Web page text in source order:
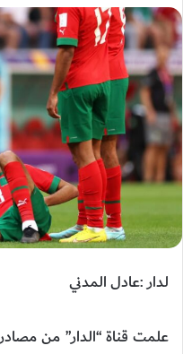
لدار :عادل المدني
علمت قناة “الدار” من